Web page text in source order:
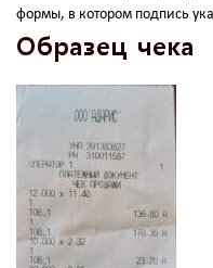
формы, в котором подпись
Образец чека